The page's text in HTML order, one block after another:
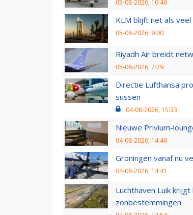
05-08-2026, 10:46
KLM blijft net als
05-08-2026, 9:00
Riyadh Air breidt
05-08-2026, 7:29
Directie Lufthansa
sussen
04-08-2026, 15:33
Nieuwe Privium-
04-08-2026, 14:46
Groningen vanaf nu
04-08-2026, 14:41
Luchthaven Luik
zonbestemmingen